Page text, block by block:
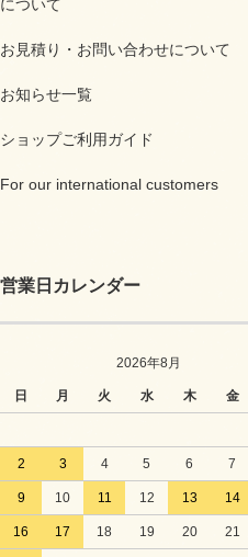
について
お見積り・お問い合わせについて
お知らせ一覧
ショップご利用ガイド
For our international customers
営業日カレンダー
2026年8月
日 月 火 水 木 金
2 3 4 5 6 7
9 10 11 12 13 14
16 17 18 19 20 21